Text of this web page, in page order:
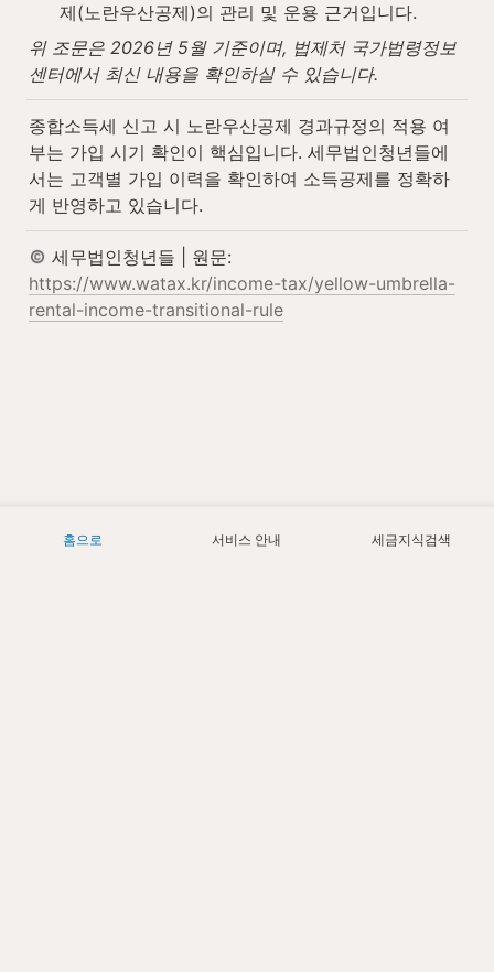
제(노란우산공제)의 관리 및 운용 근거입니다.
위 조문은 2026년 5월 기준이며, 법제처 국가법령정보
센터에서 최신 내용을 확인하실 수 있습니다.
종합소득세 신고 시 노란우산공제 경과규정의 적용 여
부는 가입 시기 확인이 핵심입니다. 세무법인청년들에
서는 고객별 가입 이력을 확인하여 소득공제를 정확하
게 반영하고 있습니다.
https://www.watax.kr/income-tax/yellow-umbrella-
rental-income-transitional-rule
홈으로 서비스 안내 세금지식검색